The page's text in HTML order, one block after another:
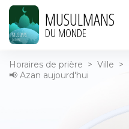
MUSULMANS
DU MONDE
Horaires de prière > Ville >
📢 Azan aujourd'hui